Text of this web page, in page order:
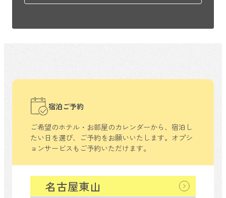
宿泊ご予約
ご希望のホテル・お部屋のカレンダーから、 宿泊し
たい日を選び、ご予約をお願いいたします。 オプシ
ョンサービスもご予約いただけます。
名古屋東山